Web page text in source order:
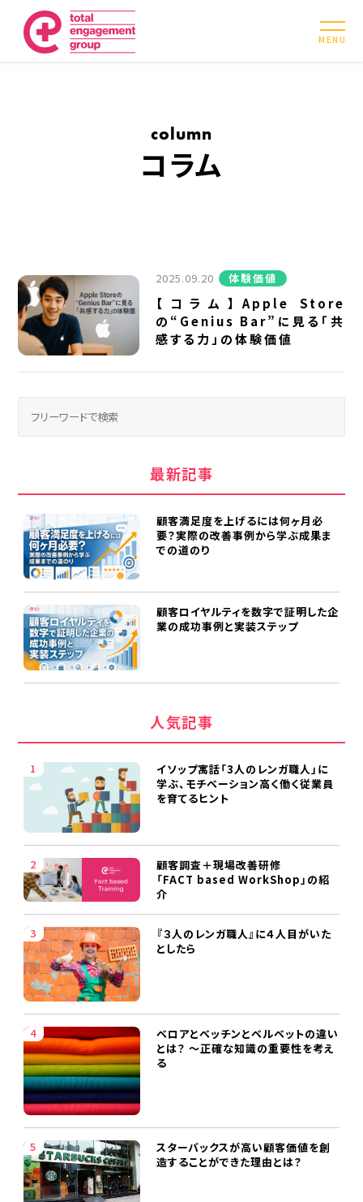
MENU
column
コラム
2025.09.20 体験価値
【コラム】Apple Store
の“Genius Bar”に見る「共
感する力」の体験価値
最新記事
顧客満足度を上げるには何ヶ月必
要？実際の改善事例から学ぶ成果ま
での道のり
顧客ロイヤルティを数字で証明した企
業の成功事例と実装ステップ
人気記事
イソップ寓話「3人のレンガ職人」に
学ぶ、モチベーション高く働く従業員
を育てるヒント
顧客調査＋現場改善研修
「FACT based WorkShop」の紹
介
『３人のレンガ職人』に４人目がいた
としたら
ベロアとベッチンとベルベットの違い
とは？ ～正確な知識の重要性を考え
る
スターバックスが高い顧客価値を創
造することができた理由とは？